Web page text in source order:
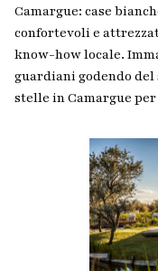
Camargue: case
confortevoli e
know-how locale.
guardiani godendo
stelle in Camargue per